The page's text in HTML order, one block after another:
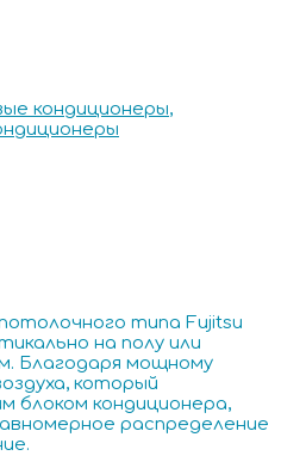
кондиционеры,
типа Fujitsu
на полу или
Благодаря мощному
который
блоком кондиционера,
распределение